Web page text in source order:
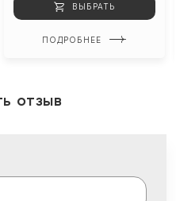
ВЫБРАТЬ
ПОДРОБНЕЕ
отзыв